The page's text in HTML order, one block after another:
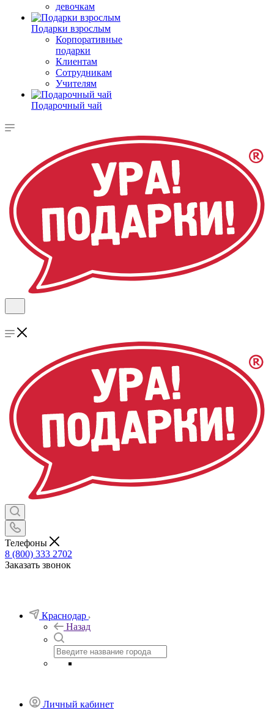
девочкам
Подарки взрослым
Корпоративные
подарки
Клиентам
Сотрудникам
Учителям
Подарочный чай
Телефоны
8 (800) 333 2702
Заказать звонок
Краснодар
Назад
Личный кабинет